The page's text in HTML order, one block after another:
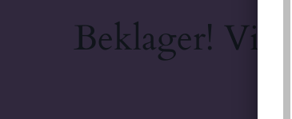
Beklager! Vi